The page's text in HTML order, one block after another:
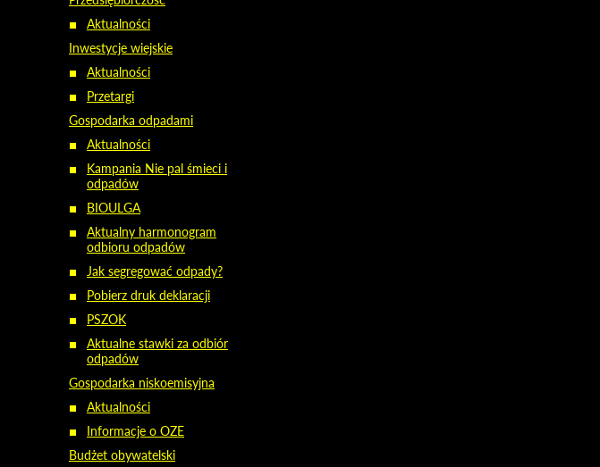
Aktualności
Inwestycje wiejskie
Aktualności
Przetargi
Gospodarka odpadami
Aktualności
Kampania Nie pal śmieci i
odpadów
BIOULGA
Aktualny harmonogram
odbioru odpadów
Jak segregować odpady?
Pobierz druk deklaracji
PSZOK
Aktualne stawki za odbiór
odpadów
Gospodarka niskoemisyjna
Aktualności
Informacje o OZE
Budżet obywatelski